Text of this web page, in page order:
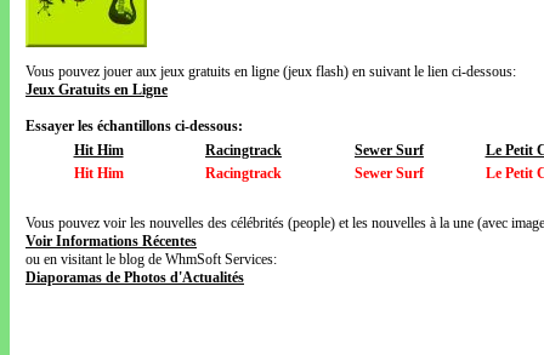
Vous pouvez jouer aux jeux gratuits en ligne (jeux flash) en suivant le lien ci-dessous:
Jeux Gratuits en Ligne
Essayer les échantillons ci-dessous:
Hit Him
Racingtrack Sewer Surf
Le Petit
Hit Him
Racingtrack Sewer Surf Le Petit
Vous pouvez voir les nouvelles des célébrités (people) et les nouvelles à la une (avec
Voir Informations Récentes
ou en visitant le blog de WhmSoft Services:
Diaporamas de Photos d'Actualités